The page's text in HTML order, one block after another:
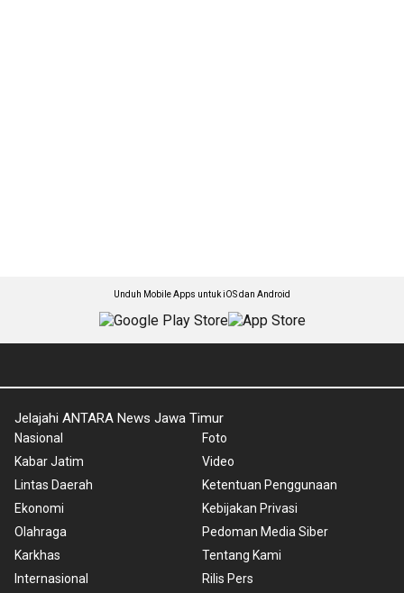
Unduh Mobile Apps untuk iOS dan Android
Jelajahi ANTARA News Jawa Timur
Nasional
Kabar Jatim
Lintas Daerah
Ekonomi
Olahraga
Karkhas
Internasional
Foto
Video
Ketentuan Penggunaan
Kebijakan Privasi
Pedoman Media Siber
Tentang Kami
Rilis Pers